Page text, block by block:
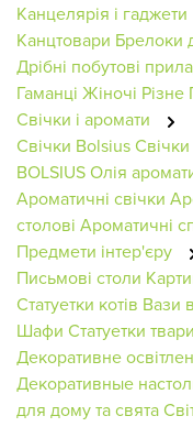
Канцелярія і гаджети
Канцтовари Брелоки
Дрібні побутові
Гаманці Жіночі Різне
Свічки і аромати
Свічки BolsiusСвічки
BOLSIUSОлія
Ароматичні свічки
столові Ароматичні
Предмети інтер'єру
Письмові столи
Статуетки котів Вази
Шафи Статуетки
Декоративне
Декоративные
для дому та свята